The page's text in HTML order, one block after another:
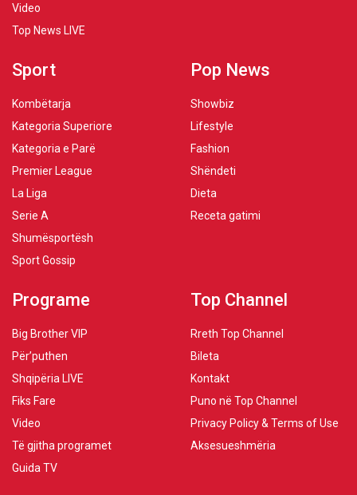
Video
Top News LIVE
Sport
Kombëtarja
Kategoria Superiore
Kategoria e Parë
Premier League
La Liga
Serie A
Shumësportësh
Sport Gossip
Pop News
Showbiz
Lifestyle
Fashion
Shëndeti
Dieta
Receta gatimi
Programe
Big Brother VIP
Për’puthen
Shqipëria LIVE
Fiks Fare
Video
Të gjitha programet
Guida TV
Top Channel
Rreth Top Channel
Bileta
Kontakt
Puno në Top Channel
Privacy Policy & Terms of Use
Aksesueshmëria